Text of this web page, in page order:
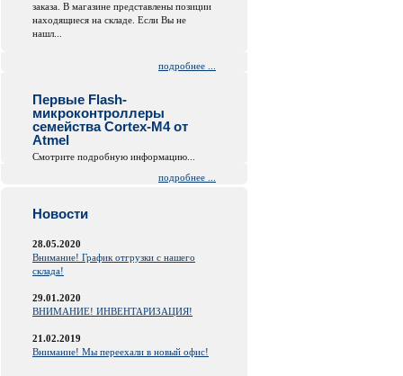
заказа. В магазине представлены позиции
находящиеся на складе. Если Вы не
нашл...
подробнее ...
Первые Flash-
микроконтроллеры
семейства Cortex-M4 от
Atmel
Смотрите подробную информацию...
подробнее ...
Новости
28.05.2020
Внимание! График отгрузки с нашего
склада!
29.01.2020
ВНИМАНИЕ! ИНВЕНТАРИЗАЦИЯ!
21.02.2019
Внимание! Мы переехали в новый офис!